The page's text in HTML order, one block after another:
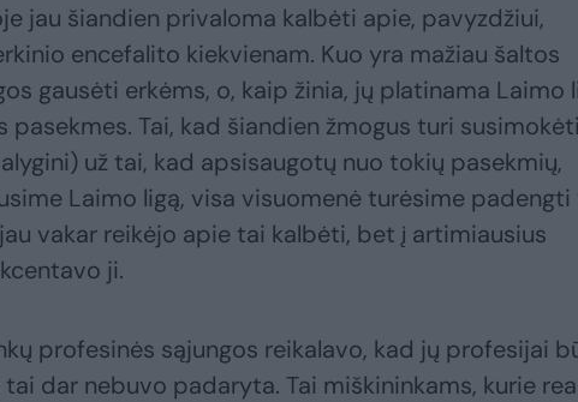
jau šiandien privaloma kalbėti apie, pavyzdžiui,
encefalito kiekvienam. Kuo yra mažiau šaltos
gausėti erkėms, o, kaip žinia, jų platinama Laimo
pasekmes. Tai, kad šiandien žmogus turi
už tai, kad apsisaugotų nuo tokių pasekmių,
Laimo ligą, visa visuomenė turėsime
vakar reikėjo apie tai kalbėti, bet į artimiausius
ji.
profesinės sąjungos reikalavo, kad jų profesijai
dar nebuvo padaryta. Tai miškininkams, kurie